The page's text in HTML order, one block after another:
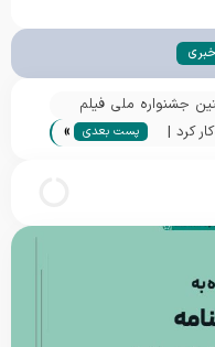
خبری
جشنواره ملی فیلم
سینماگران به
کرد |
پست بعدی »